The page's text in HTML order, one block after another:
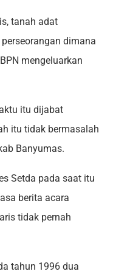
tanah adat
dimana
mengeluarkan
itu dijabat
itu tidak bermasalah
Banyumas.
Setda pada saat itu
berita acara
tidak pernah
tahun 1996 dua